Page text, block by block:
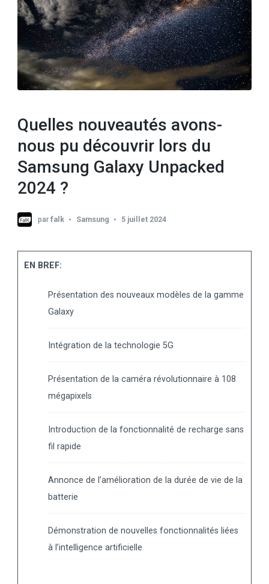
Quelles nouveautés avons-
nous pu découvrir lors du
Samsung Galaxy Unpacked
2024 ?
parfalk Samsung 5 juillet 2024
EN BREF:
Présentation des nouveaux modèles de la gamme
Galaxy
Intégration de la technologie 5G
Présentation de la caméra révolutionnaire à 108
mégapixels
Introduction de la fonctionnalité de recharge sans
fil rapide
Annonce de l’amélioration de la durée de vie de la
batterie
Démonstration de nouvelles fonctionnalités liées
à l’intelligence artificielle